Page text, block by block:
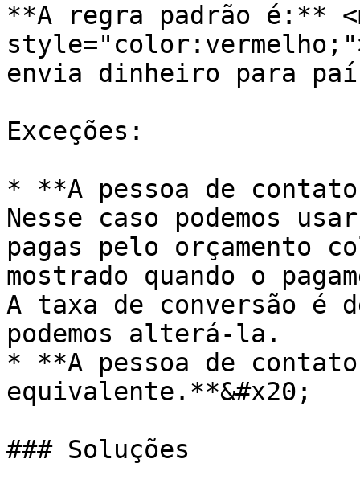
**A regra padrão é:**
envia dinheiro para
Exceções:
* **A pessoa de
Nesse caso podemos
pagas pelo orçamento
mostrado quando o
A taxa de conversão é
podemos alterá-la.
* **A pessoa de contato
equivalente.**&#x20;
### Soluções